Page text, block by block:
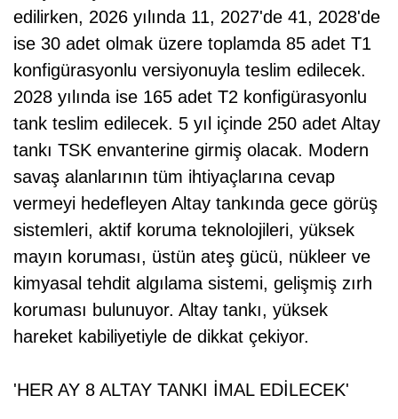
edilirken, 2026 yılında 11, 2027'de 41, 2028'de
ise 30 adet olmak üzere toplamda 85 adet T1
konfigürasyonlu versiyonuyla teslim edilecek.
2028 yılında ise 165 adet T2 konfigürasyonlu
tank teslim edilecek. 5 yıl içinde 250 adet Altay
tankı TSK envanterine girmiş olacak. Modern
savaş alanlarının tüm ihtiyaçlarına cevap
vermeyi hedefleyen Altay tankında gece görüş
sistemleri, aktif koruma teknolojileri, yüksek
mayın koruması, üstün ateş gücü, nükleer ve
kimyasal tehdit algılama sistemi, gelişmiş zırh
koruması bulunuyor. Altay tankı, yüksek
hareket kabiliyetiyle de dikkat çekiyor.
'HER AY 8 ALTAY TANKI İMAL EDİLECEK'